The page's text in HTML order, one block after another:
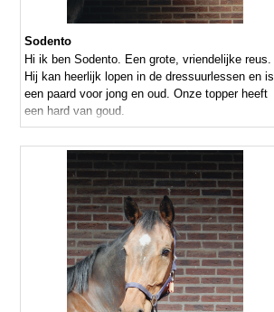
Sodento
Hi ik ben Sodento. Een grote, vriendelijke reus.
Hij kan heerlijk lopen in de dressuurlessen en is
een paard voor jong en oud. Onze topper heeft
een hard van goud.